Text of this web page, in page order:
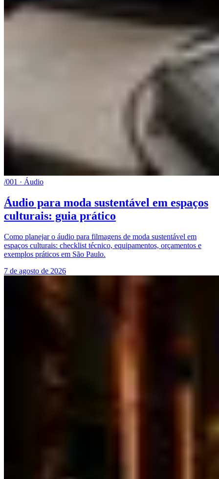
/001 · Áudio
Áudio para moda sustentável em espaços
culturais: guia prático
Como planejar o áudio para filmagens de moda sustentável em
espaços culturais: checklist técnico, equipamentos, orçamentos e
exemplos práticos em São Paulo.
7 de agosto de 2026